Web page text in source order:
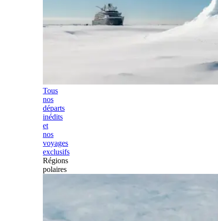
Tous
nos
départs
inédits
et
nos
voyages
exclusifs
Régions
polaires